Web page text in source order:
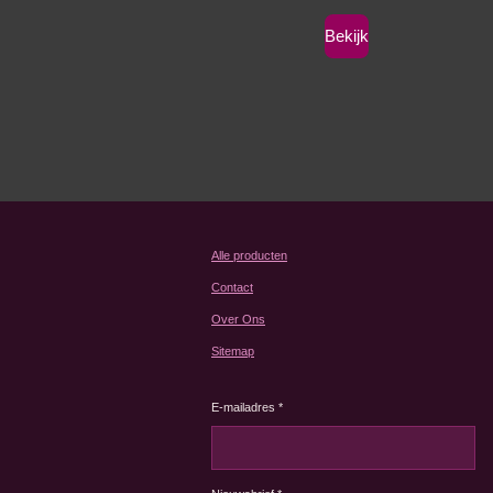
Bekijk
Alle producten
Contact
Over Ons
Sitemap
E-mailadres *